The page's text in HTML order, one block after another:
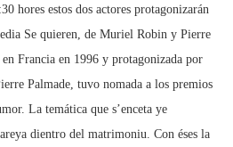
hores estos dos actores protagonizarán
Se quieren, de Muriel Robin y Pierre
en Francia en 1996 y protagonizada por
Palmade, tuvo nomada a los premios
La temática que s’enceta ye
dientro del matrimoniu. Con éses la